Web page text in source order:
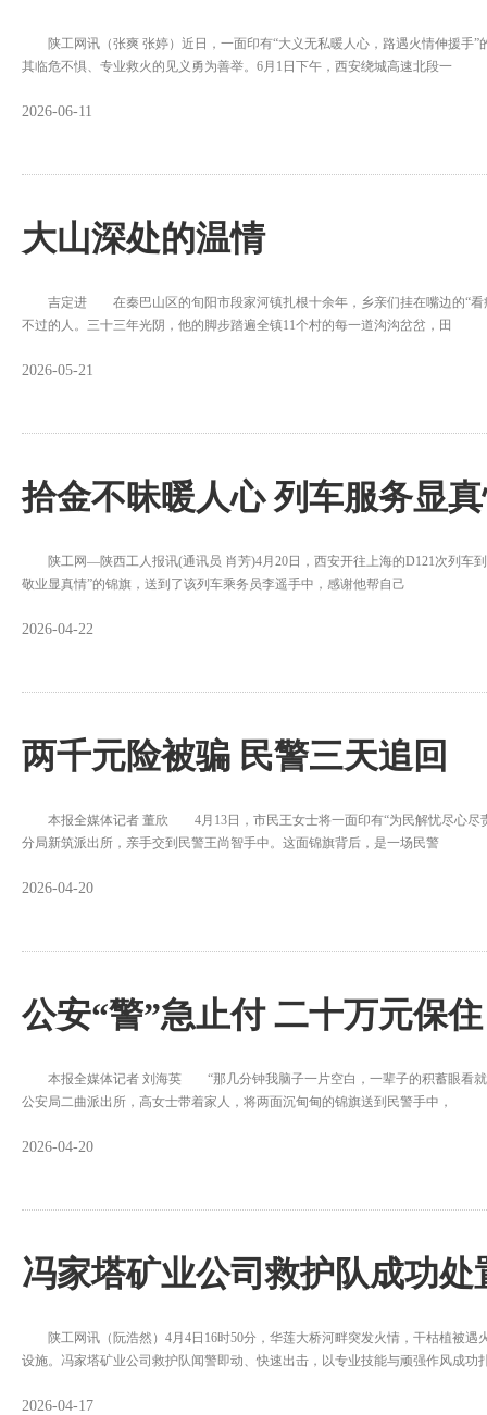
陕工网讯（张爽 张婷）近日，一面印有“大义无私暖人心，路遇火情伸援手”
其临危不惧、专业救火的见义勇为善举。6月1日下午，西安绕城高速北段一
2026-06-11
大山深处的温情
吉定进 在秦巴山区的旬阳市段家河镇扎根十余年，乡亲们挂在嘴边的“
不过的人。三十三年光阴，他的脚步踏遍全镇11个村的每一道沟沟岔岔，田
2026-05-21
拾金不昧暖人心 列车服务显
陕工网—陕西工人报讯(通讯员 肖芳)4月20日，西安开往上海的D121次列车
敬业显真情”的锦旗，送到了该列车乘务员李遥手中，感谢他帮自己
2026-04-22
两千元险被骗 民警三天追回
本报全媒体记者 董欣 4月13日，市民王女士将一面印有“为民解忧尽心尽
分局新筑派出所，亲手交到民警王尚智手中。这面锦旗背后，是一场民警
2026-04-20
公安“警”急止付 二十万元保住
本报全媒体记者 刘海英 “那几分钟我脑子一片空白，一辈子的积蓄眼看就
公安局二曲派出所，高女士带着家人，将两面沉甸甸的锦旗送到民警手中，
2026-04-20
冯家塔矿业公司救护队成功
陕工网讯（阮浩然）4月4日16时50分，华莲大桥河畔突发火情，干枯植被遇
设施。冯家塔矿业公司救护队闻警即动、快速出击，以专业技能与顽强作风成功
2026-04-17